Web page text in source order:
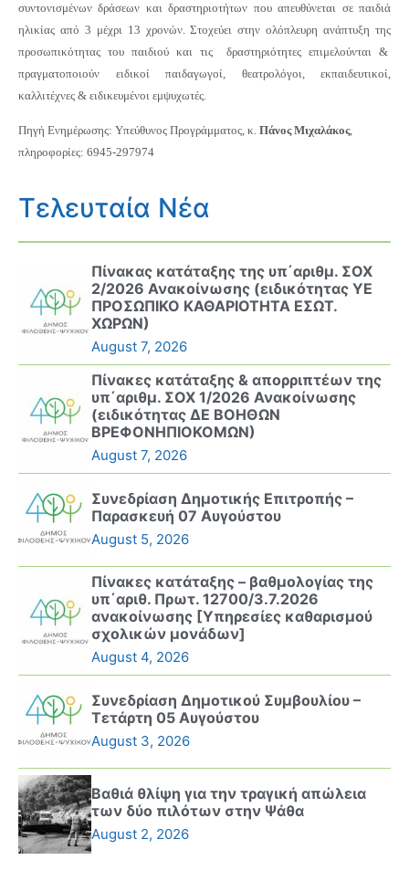
συντονισμένων δράσεων και δραστηριοτήτων που απευθύνεται σε παιδιά
ηλικίας από 3 μέχρι 13 χρονών. Στοχεύει στην ολόπλευρη ανάπτυξη της
προσωπικότητας του παιδιού και τιςδραστηριότητες επιμελούνται &
πραγματοποιούν ειδικοί παιδαγωγοί, θεατρολόγοι, εκπαιδευτικοί,
καλλιτέχνες & ειδικευμένοι εμψυχωτές.
Πηγή Ενημέρωσης: Υπεύθυνος Προγράμματος, κ. Πάνος Μιχαλάκος,
πληροφορίες: 6945-297974
Τελευταία Νέα
Πίνακας κατάταξης της υπ΄αριθμ. ΣΟΧ
2/2026 Ανακοίνωσης (ειδικότητας ΥΕ
ΠΡΟΣΩΠΙΚΟ ΚΑΘΑΡΙΟΤΗΤΑ ΕΣΩΤ.
ΧΩΡΩΝ)
August 7, 2026
Πίνακες κατάταξης & απορριπτέων της
υπ΄αριθμ. ΣΟΧ 1/2026 Ανακοίνωσης
(ειδικότητας ΔΕ ΒΟΗΘΩΝ
ΒΡΕΦΟΝΗΠΙΟΚΟΜΩΝ)
August 7, 2026
Συνεδρίαση Δημοτικής Επιτροπής –
Παρασκευή 07 Αυγούστου
August 5, 2026
Πίνακες κατάταξης – βαθμολογίας της
υπ΄αριθ. Πρωτ. 12700/3.7.2026
ανακοίνωσης [Υπηρεσίες καθαρισμού
σχολικών μονάδων]
August 4, 2026
Συνεδρίαση Δημοτικού Συμβουλίου –
Τετάρτη 05 Αυγούστου
August 3, 2026
Βαθιά θλίψη για την τραγική απώλεια
των δύο πιλότων στην Ψάθα
August 2, 2026